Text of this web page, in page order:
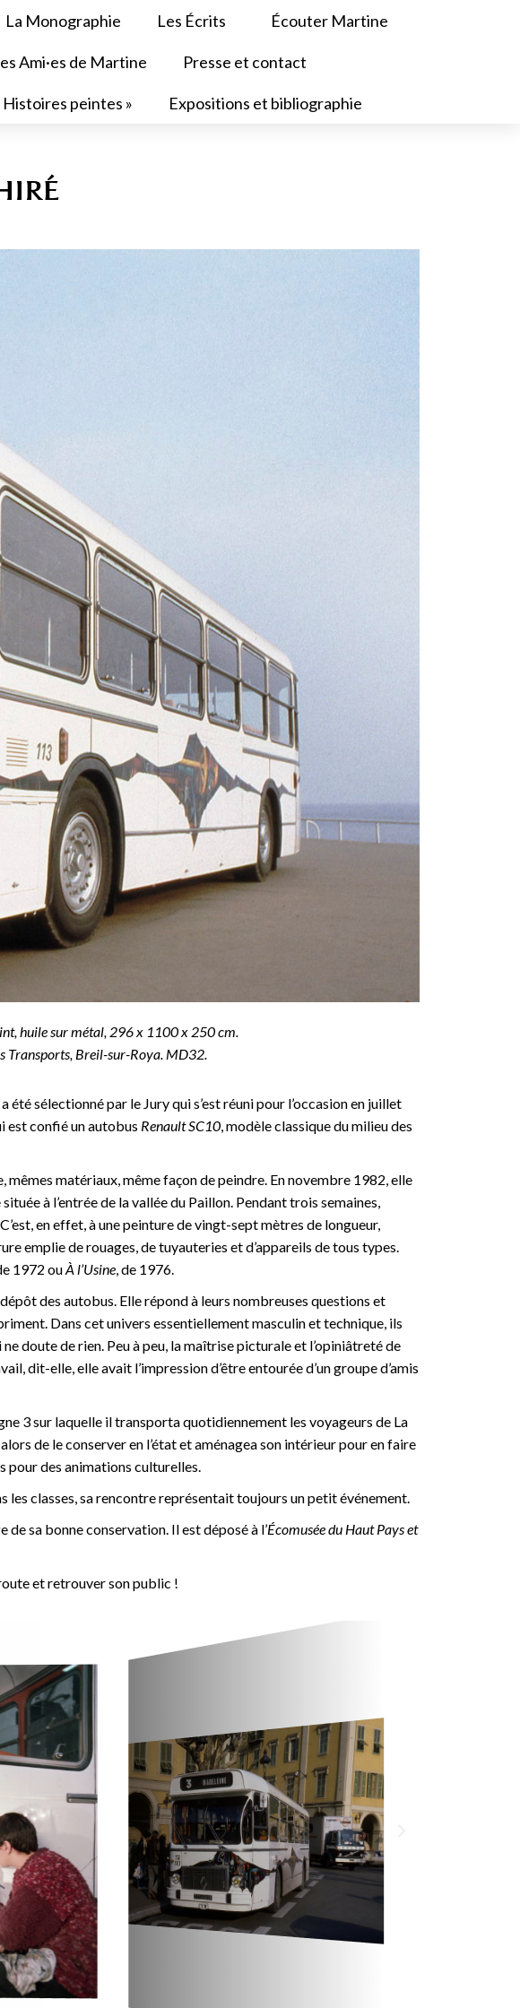
La Monographie Les Écrits Écouter Martine
Ami·es de Martine Presse et contact
Histoires peintes » Expositions et bibliographie
huile sur métal, 296 x 1100 x 250 cm.
Transports, Breil-sur-Roya. MD32.
sélectionné par le Jury qui s’est réuni pour l’occasion en juillet
est confié un autobus Renault SC10, modèle classique du milieu des
matériaux, même façon de peindre. En novembre 1982, elle
à l’entrée de la vallée du Paillon. Pendant trois semaines,
en effet, à une peinture de vingt-sept mètres de longueur,
emplie de rouages, de tuyauteries et d’appareils de tous types.
1972 ouÀ l’Usine, de 1976.
des autobus. Elle répond à leurs nombreuses questions et
Dans cet univers essentiellement masculin et technique, ils
doute de rien. Peu à peu, la maîtrise picturale et l’opiniâtreté de
dit-elle, elle avait l’impression d’être entourée d’un groupe d’amis
3 sur laquelle il transporta quotidiennement les voyageurs de La
de le conserver en l’état et aménagea son intérieur pour en faire
pour des animations culturelles.
les classes, sa rencontre représentait toujours un petit événement.
de sa bonne conservation. Il est déposé à l’Écomusée du Haut Pays et
et retrouver son public !